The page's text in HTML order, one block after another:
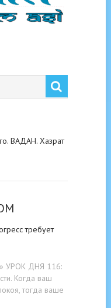
ВАДАН. Хазрат
требует
УРОК ДНЯ 116:
Когда ваш
тогда ваше